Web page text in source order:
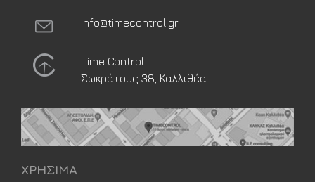
info@timecontrol.gr
Time Control
Σωκράτους 38, Καλλιθέα
ΧΡΗΣΙΜΑ